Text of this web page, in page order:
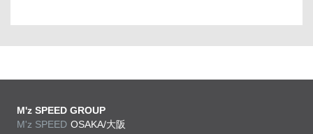
M'z SPEED GROUP
M'z SPEED OSAKA/大阪